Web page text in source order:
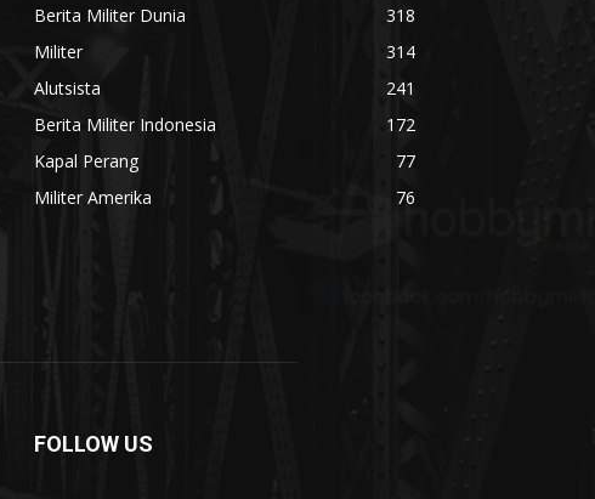
Berita Militer Dunia
318
Militer
314
Alutsista
241
Berita Militer Indonesia
172
Kapal Perang
77
Militer Amerika
76
FOLLOW US